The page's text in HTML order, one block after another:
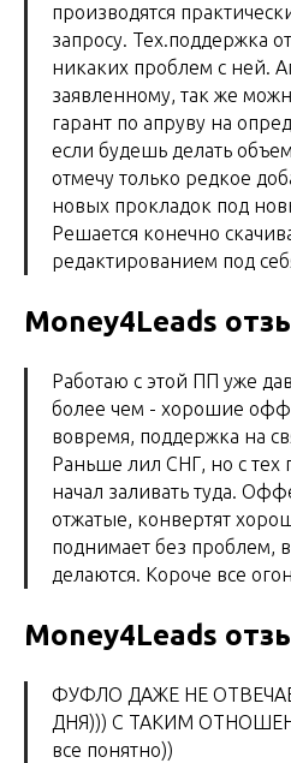
производятся
запросу. Тех.поддержка
никаких проблем с ней.
заявленному, так же
гарант по апруву на
если будешь делать
отмечу только редкое
новых прокладок под
Решается конечно
редактированием под
Money4Leads
Работаю с этой ПП уже
более чем - хорошие
вовремя, поддержка на
Раньше лил СНГ, но с тех
начал заливать туда.
отжатые, конвертят
поднимает без проблем,
делаются. Короче все
Money4Leads
ФУФЛО ДАЖЕ НЕ
ДНЯ))) С ТАКИМ
все понятно))